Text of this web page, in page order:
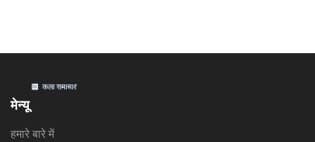
मेन्यू
हमारे बारे में